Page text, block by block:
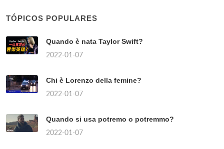
TÓPICOS POPULARES
Quando è nata Taylor Swift?
2022-01-07
Chi è Lorenzo della femine?
2022-01-07
Quando si usa potremo o potremmo?
2022-01-07